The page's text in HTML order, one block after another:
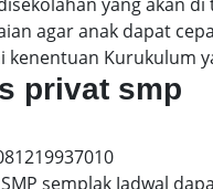
agar anak dapat
kenentuan Kurukulum
privat smp
semplak Jadwal